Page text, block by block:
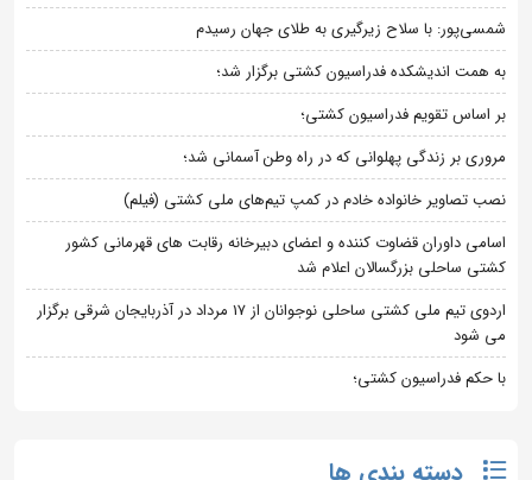
شمسی‌پور: با سلاح زیرگیری به طلای جهان رسیدم
به همت اندیشکده فدراسیون کشتی برگزار شد؛
بر اساس تقویم فدراسیون کشتی؛
مروری بر زندگی پهلوانی که در راه وطن آسمانی شد؛
نصب تصاویر خانواده خادم در کمپ تیم‌های ملی کشتی (فیلم)
اسامی داوران قضاوت کننده و اعضای دبیرخانه رقابت های قهرمانی کشور
کشتی ساحلی بزرگسالان اعلام شد
اردوی تیم ملی کشتی ساحلی نوجوانان از 17 مرداد در آذربایجان شرقی برگزار
می شود
با حکم فدراسیون کشتی؛
دسته بندی ها